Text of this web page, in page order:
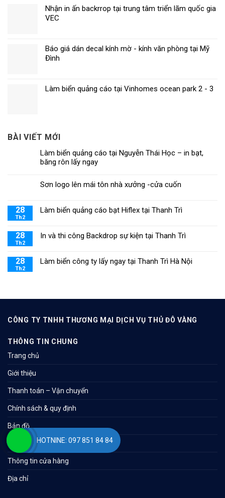
Nhận in ấn backrrop tại trung tâm triển lãm quốc gia
VEC
Báo giá dán decal kính mờ - kính văn phòng tại Mỹ
Đình
Làm biển quảng cáo tại Vinhomes ocean park 2 - 3
BÀI VIẾT MỚI
Làm biển quảng cáo tại Nguyễn Thái Học – in bạt,
băng rôn lấy ngay
Sơn logo lên mái tôn nhà xưởng -cửa cuốn
28
Th2
Làm biển quảng cáo bạt Hiflex tại Thanh Trì
28
Th2
In và thi công Backdrop sự kiện tại Thanh Trì
28
Th2
Làm biển công ty lấy ngay tại Thanh Trì Hà Nội
CÔNG TY TNHH THƯƠNG MẠI DỊCH VỤ THỦ ĐÔ VÀNG
THÔNG TIN CHUNG
Trang chủ
Giới thiệu
Thanh toán – Vận chuyển
Chính sách & quy định
Bản đồ
Thông tin cửa hàng
Địa chỉ
HOTNINE: 097 851 84 84